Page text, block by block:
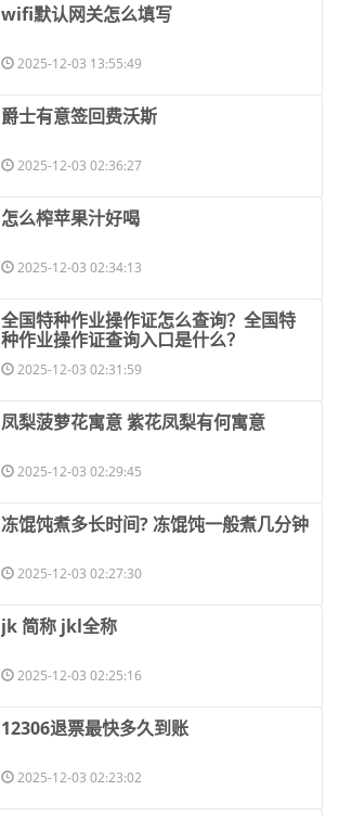
​wifi默认网关怎么填写
2025-12-03 13:55:49
​爵士有意签回费沃斯
2025-12-03 02:36:27
​怎么榨苹果汁好喝
2025-12-03 02:34:13
​全国特种作业操作证怎么查询？全国特
种作业操作证查询入口是什么？
2025-12-03 02:31:59
​凤梨菠萝花寓意 紫花凤梨有何寓意
2025-12-03 02:29:45
​冻馄饨煮多长时间? 冻馄饨一般煮几分钟
2025-12-03 02:27:30
​jk 简称 jkl全称
2025-12-03 02:25:16
​12306退票最快多久到账
2025-12-03 02:23:02